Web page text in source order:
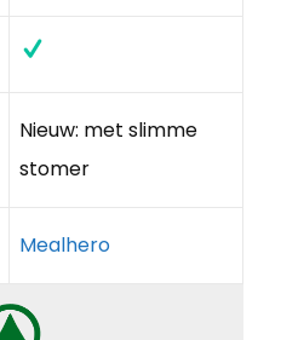
Nieuw: met slimme
stomer
Mealhero